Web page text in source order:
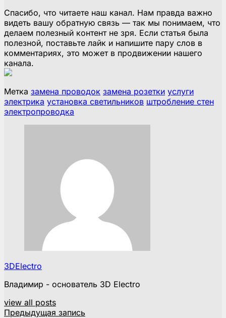
Спасибо, что читаете наш канал. Нам правда важно
видеть вашу обратную связь — так мы понимаем, что
делаем полезный контент не зря. Если статья была
полезной, поставьте лайк и напишите пару слов в
комментариях, это может в продвижении нашего
канала.
Метка замена проводок замена розетки услуги
электрика установка светильников штробление стен
электропроводка
3DElectro
Владимир - основатель 3D Electro
view all posts
Предыдущая запись